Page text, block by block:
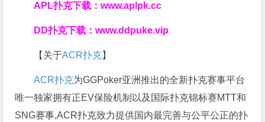
APL扑克下载：www.aplpk.cc
DD扑克下载：www.ddpuke.vip
【关于ACR扑克】
ACR扑克为GGPoker亚洲推出的全新扑克赛事平台
唯一独家拥有正EV保险机制以及国际扑克锦标赛MTT和
SNG赛事,ACR扑克致力提供国内最完善与公平公正的扑